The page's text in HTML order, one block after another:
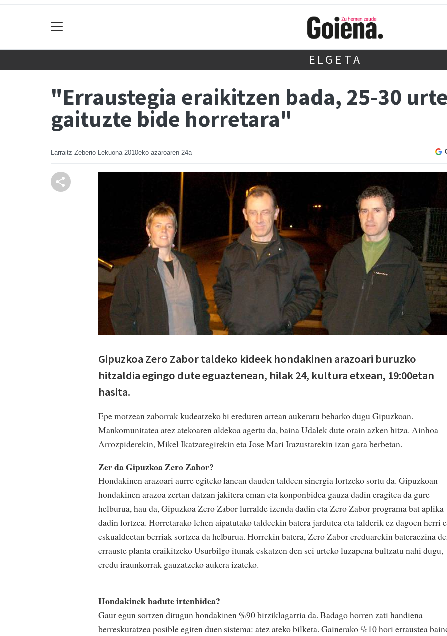
ELGETA
"Erraustegia eraikitzen bada, 25-30
gaituzte bide horretara"
Larraitz Zeberio Lekuona 2010eko azaroaren 24a
Gipuzkoa Zero Zabor taldeko kideek hondakinen arazoari buruzko
hitzaldia egingo dute eguaztenean, hilak 24, kultura etxean, 19:00etan
hasita.
Epe motzean zaborrak kudeatzeko bi ereduren artean aukeratu beharko dugu Gipuzkoan.
Mankomunitatea atez atekoaren aldekoa agertu da, baina Udalek dute orain azken hitza. Ainhoa
Arrozpiderekin, Mikel Ikatzategirekin eta Jose Mari Irazustarekin izan gara berbetan.
Zer da Gipuzkoa Zero Zabor?
Hondakinen arazoari aurre egiteko lanean dauden taldeen sinergia lortzeko sortu da. Gipuzkoan
hondakinen arazoa zertan datzan jakitera eman eta konponbidea gauza dadin eragitea da gure
helburua, hau da, Gipuzkoa Zero Zabor lurralde izenda dadin eta Zero Zabor programa bat aplika
dadin lortzea. Horretarako lehen aipatutako taldeekin batera jardutea eta talderik ez dagoen herri
eskualdeetan berriak sortzea da helburua. Horrekin batera, Zero Zabor ereduarekin bateraezina
errauste planta eraikitzeko Usurbilgo itunak eskatzen den sei urteko luzapena bultzatu nahi dugu,
eredu iraunkorrak gauzatzeko aukera izateko.
Hondakinek badute irtenbidea?
Gaur egun sortzen ditugun hondakinen %90 birziklagarria da. Badago horren zati handiena
berreskuratzea posible egiten duen sistema: atez ateko bilketa. Gainerako %10 hori erraustea